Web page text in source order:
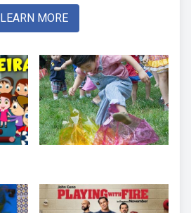
LEARN MORE